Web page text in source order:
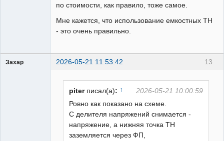
по стоимости, как правило, тоже самое.
Мне кажется, что использование емкостных ТН
- это очень правильно.
13
Захар 2026-05-21 11:53:42
piter писал(а): ↑
2026-05-21 10:00:59
Ровно как показано на схеме.
С делителя напряжений снимается -
напряжение, а нижняя точка ТН
заземляется через ФП,